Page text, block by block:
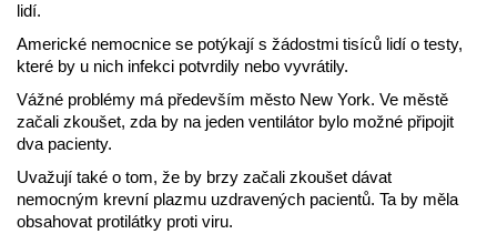
lidí.
Americké nemocnice se potýkají s žádostmi tisíců lidí o testy,
které by u nich infekci potvrdily nebo vyvrátily.
Vážné problémy má především město New York. Ve městě
začali zkoušet, zda by na jeden ventilátor bylo možné připojit
dva pacienty.
Uvažují také o tom, že by brzy začali zkoušet dávat
nemocným krevní plazmu uzdravených pacientů. Ta by měla
obsahovat protilátky proti viru.